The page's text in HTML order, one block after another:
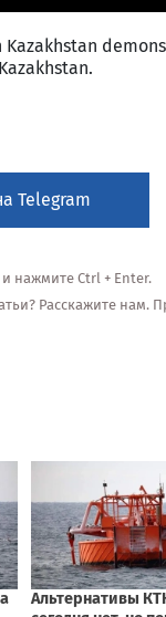
Telegram
нажмите Ctrl + Enter.
Расскажите